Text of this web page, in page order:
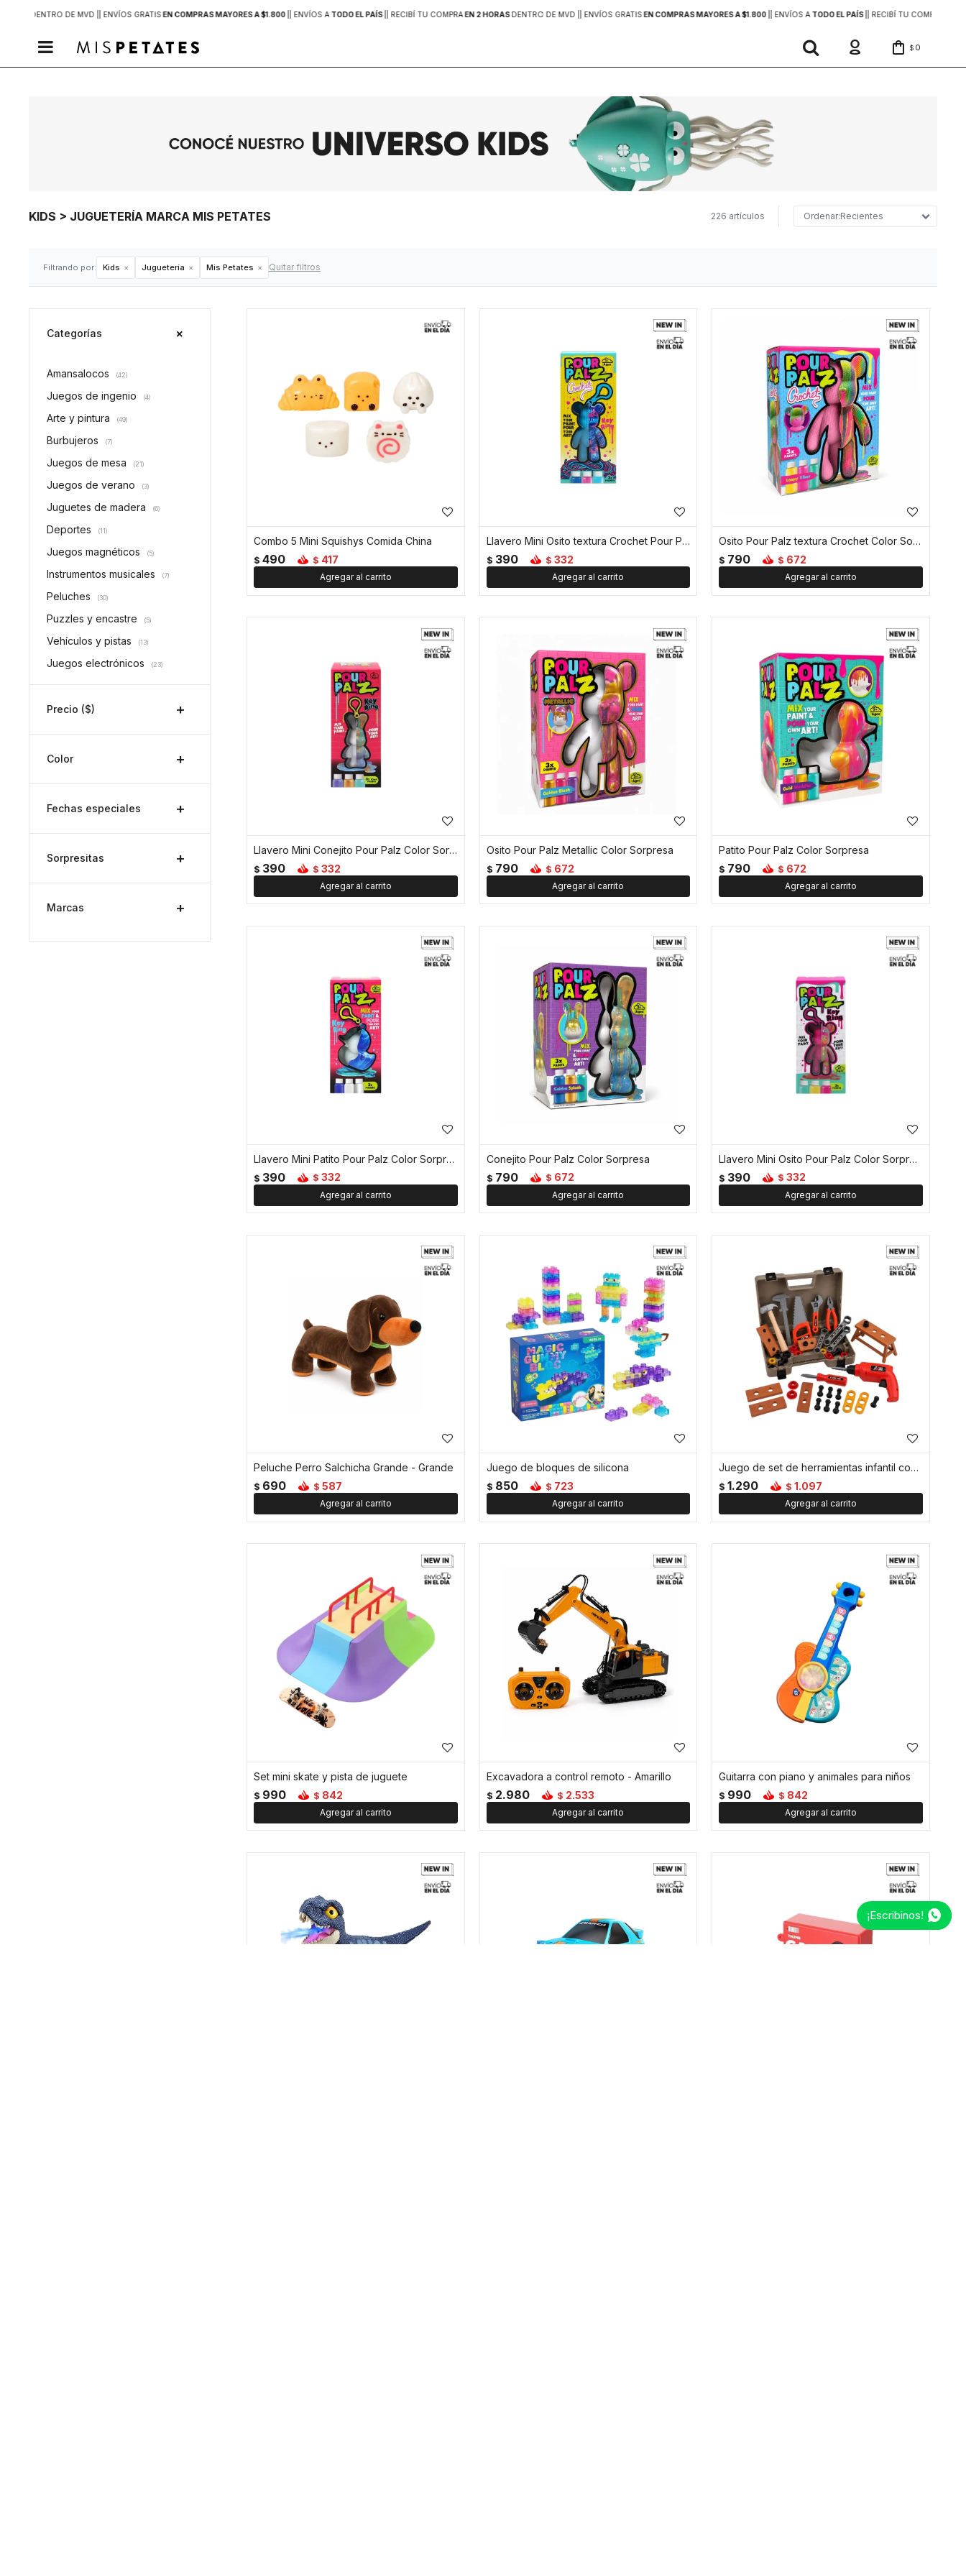
DENTRO DE MVD | | ENVÍOS GRATISEN COMPRAS MAYORES A $1.800 | ENVÍOS A TODO EL PAÍS | RECIBÍ TU COMPRAEN 2 HORASDENTRO DE MVD | | ENVÍOS GRATISEN COMPRAS MAYORES A $1.800 | ENVÍOS A TODO EL PAÍS | RECIBÍ TU COMPRA
 $ 0
KIDS > JUGUETERÍA MARCA MIS PETATES 226 artículos Recientes
Filtrando por: Kids Juguetería Mis Petates Quitar filtros
Combo 5 Mini Squishys Comida China
$ 490 $ 417
Llavero Mini Osito textura Crochet Pour Palz Color Sorpresa
$ 390 $ 332
Osito Pour Palz textura Crochet Color Sorpresa
$ 790 $ 672
Llavero Mini Conejito Pour Palz Color Sorpresa
$ 390 $ 332
Osito Pour Palz Metallic Color Sorpresa
$ 790 $ 672
Patito Pour Palz Color Sorpresa
$ 790 $ 672
Llavero Mini Patito Pour Palz Color Sorpresa
$ 390 $ 332
Conejito Pour Palz Color Sorpresa
$ 790 $ 672
Llavero Mini Osito Pour Palz Color Sorpresa
$ 390 $ 332
Peluche Perro Salchicha Grande - Grande
$ 690 $ 587
Juego de bloques de silicona
$ 850 $ 723
Juego de set de herramientas infantil con maletín 45pcs
$ 1.290 $ 1.097
Set mini skate y pista de juguete
$ 990 $ 842
Excavadora a control remoto - Amarillo
$ 2.980 $ 2.533
Guitarra con piano y animales para niños
$ 990 $ 842
Categorías
Amansalocos (42)
Juegos de ingenio (4)
Arte y pintura (49)
Burbujeros (7)
Juegos de mesa (21)
Juegos de verano (3)
Juguetes de madera (6)
Deportes (11)
Juegos magnéticos (5)
Instrumentos musicales (7)
Peluches (30)
Puzzles y encastre (5)
Vehículos y pistas (13)
Juegos electrónicos (23)
Precio ($)
Color
Fechas especiales
Sorpresitas
Marcas
¡Escribinos!